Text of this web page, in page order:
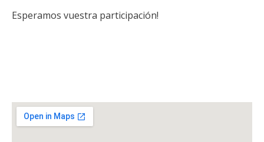
Esperamos vuestra participación!